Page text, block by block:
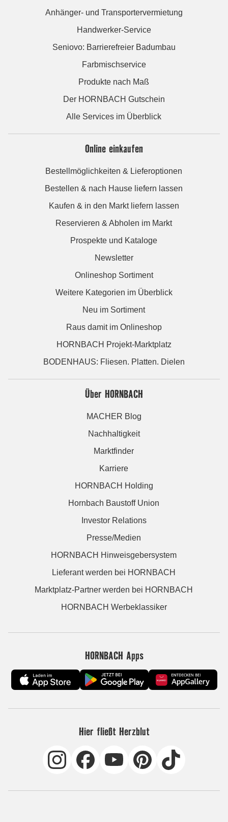
Anhänger- und Transportervermietung
Handwerker-Service
Seniovo: Barrierefreier Badumbau
Farbmischservice
Produkte nach Maß
Der HORNBACH Gutschein
Alle Services im Überblick
Online einkaufen
Bestellmöglichkeiten & Lieferoptionen
Bestellen & nach Hause liefern lassen
Kaufen & in den Markt liefern lassen
Reservieren & Abholen im Markt
Prospekte und Kataloge
Newsletter
Onlineshop Sortiment
Weitere Kategorien im Überblick
Neu im Sortiment
Raus damit im Onlineshop
HORNBACH Projekt-Marktplatz
BODENHAUS: Fliesen. Platten. Dielen
Über HORNBACH
MACHER Blog
Nachhaltigkeit
Marktfinder
Karriere
HORNBACH Holding
Hornbach Baustoff Union
Investor Relations
Presse/Medien
HORNBACH Hinweisgebersystem
Lieferant werden bei HORNBACH
Marktplatz-Partner werden bei HORNBACH
HORNBACH Werbeklassiker
HORNBACH Apps
Hier fließt Herzblut